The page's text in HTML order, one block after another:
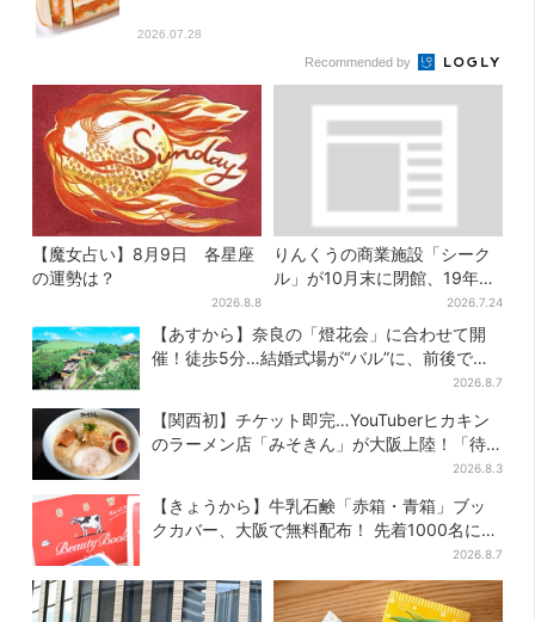
2026.07.28
Recommended by
【魔女占い】8月9日 各星座
の運勢は？
2026.8.8
りんくうの商業施設「シーク
ル」が10月末に閉館、19年の
歴史に幕…南大阪民に衝撃は
しる
2026.7.24
【あすから】奈良の「燈花会」に合わせて開
催！徒歩5分…結婚式場が“バル”に、前後で食
2026.8.7
【関西初】チケット即完…YouTuberヒカキン
のラーメン店「みそきん」が大阪上陸！「待
2026.8.3
【きょうから】牛乳石鹸「赤箱・青箱」ブッ
クカバー、大阪で無料配布！ 先着1000名に
2026.8.7